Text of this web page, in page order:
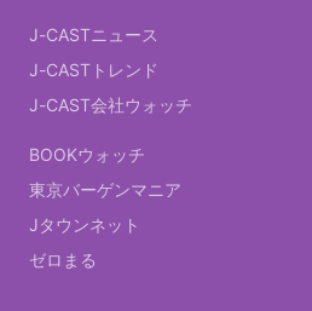
J-CASTニュース
J-CASTトレンド
J-CAST会社ウォッチ
BOOKウォッチ
東京バーゲンマニア
Jタウンネット
ゼロまる